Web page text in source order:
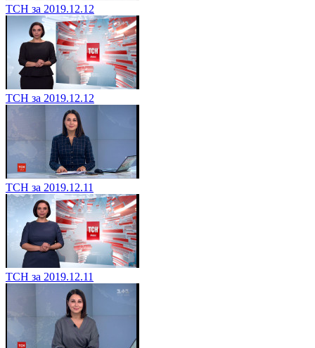
ТСН за 2019.12.12
ТСН за 2019.12.12
ТСН за 2019.12.11
ТСН за 2019.12.11